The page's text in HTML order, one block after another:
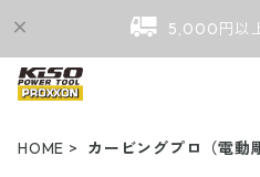
5,000円以
HOME カービングプロ（電動